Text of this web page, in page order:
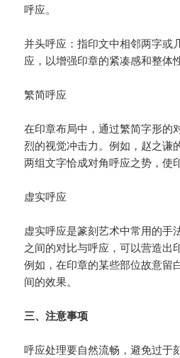
呼应。
并头呼应：指印文中相邻两字或
应，以增强印章的紧凑感和整体性
繁简呼应
在印章布局中，通过繁简字形的
烈的视觉冲击力。例如，赵之谦
两组文字恰成对角呼应之势，使
虚实呼应
虚实呼应是篆刻艺术中常用的手
之间的对比与呼应，可以营造出
例如，在印章的某些部位故意留
间的效果。
三、注意事项
呼应处理要自然流畅，避免过于